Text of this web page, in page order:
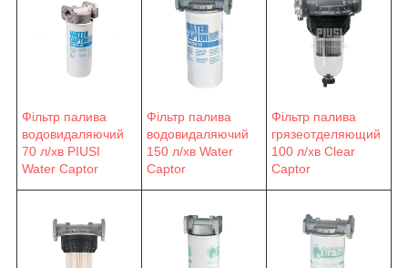
Фільтр палива
водовидаляючий
70 л/хв PIUSI
Water Сaptor
Фільтр палива
водовидаляючий
150 л/хв Water
Сaptor
Фільтр палива
грязеотделяющий
100 л/хв Clear
Captor